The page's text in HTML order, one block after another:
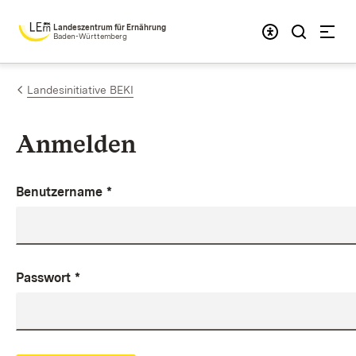
Zum Inhalt springen
Landeszentrum für Ernährung
Baden-Württemberg
Landesinitiative BEKI
Anmelden
Benutzername *
Passwort *